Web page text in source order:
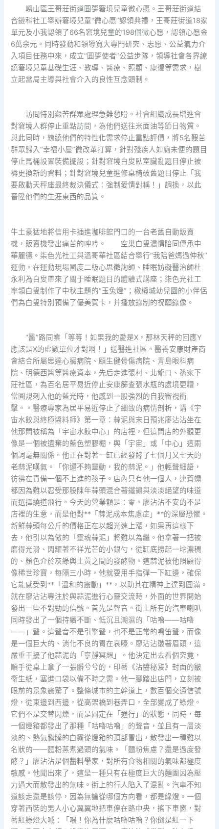
嶗山區王哥莊街道圓夢窘境兒童微心愿。王哥莊街道結
合鏈科社工舉辦窘境兒童“微心愿”認領典禮，王哥莊街道18家
單元及小我認領了66名窘境兒童的198個微心愿，認領心愿金
6萬余元。同時發動和領導寬大專門研究、志愿、公益氣力介
入項目任務中來，成立“圓夢使者”公益步隊，領導社會各界繚
繞窘境兒童基礎生涯、教導、醫療、照顧、康復等需求，樹
立起當局主導與社會介入的良性互念頭制。
訪問特別艱苦群眾處理急難愁盼。社會組織成長增進會
對窘境人群停止重點訪問，為他們送往米面油等節日物質。
與此同時，繚繞他們的特性化需求停止重點評價，將5名艱苦
群眾歸入“幸福小屋”微改革打算，針對殘疾人如廁未便的題目
停止馬桶設置裝備擺設；針對窘境白叟臥室臟亂題目停止被
褥更換新的資料；針對窘境兒童進修桌椅破舊題目停止「我
要啟動天秤座最終裁決儀式：強制愛情對稱！」調換，以此
晉陞他們的生涯東西的品質。
牛土豪猛地將信用卡插進咖啡館門口的一台老舊自動販賣
機，販賣機發出痛苦的呻吟。 空巢白叟濃情陪同傳承中
華麗德。柒色光社工與溫哥華社區結合舉行“我陪爸媽過仲秋”
運動。在運動現場國度二級心思徵詢師、睡眠妨礙醫治師杜
永利為白叟帶來了關于睡眠題目的體驗式講座；柒色光社工
率領白叟制作了中秋主題的“玉兔燈”；橄欖城幼兒園的小伴侶
們為白叟特別預備了優美賀卡，并播放錄制的祝願錄像。
“醫”路同業「等等！如果我的愛是X，那林天秤的回應Y
應該是X的虛數單位才對啊！」送醫進社區。醫養安康財產商
會結合所屬思達心臟病院、頤生健骨傷病院、青島眼科病
院、明德西醫等醫療資本，先后走進張村、北龍口、孫家下
莊社區，為百名居平易近停止安康篩查張水瓶的處境更糟，
當圓規刺入他的藍光時，他感到一股強烈的自我審視衝
擊。。醫療專家為居平易近停止了細致的病情剖析，講《宇
宙水餃與終極醬料師》第一章：蒜泥與末日預兆廖沾沾坐在
他那間被稱為「宇宙水餃中心」的店裡，但這間店的外觀更
像是一個被遺棄的藍色塑膠棚，與「宇宙」或「中心」這兩
個詞毫無關係。他正在對著一缸已經發酵了七個月又七天的
老蒜泥嘆氣。「你還不夠靈動，我的蒜泥。」他輕聲細語，
彷彿在責備一個不上進的孩子。店內只有他一個人，連蒼蠅
都因為難以忍受那股陳年蒜頭混合著鐵鏽與淡淡絕望的味道
而選擇繞道飛行。今天的營業額是：零。廖沾沾不安的不是
店裡的生意，而是他對**「蒜泥成本焦慮症」**的深層恐懼。
新鮮蒜頭每公斤的價格正在以超光速上漲，如果再這樣下
去，他引以為傲的「靈魂蒜泥」將難以為繼。他拿著一把被
磨得光滑、閃耀著不祥光芒的小銀勺，從缸底撈起一坨濃稠
的、顏色介於灰綠與土黃之間的發酵物。這蒜泥被他照顧得
像稀世珍寶，每隔三小時，他就要用手指彈一下缸邊，確保
它能感受到**「溫和的震動」**，以助其在精神上達到圓滿。
就在廖沾沾專注於與蒜泥進行心靈交流時，外面的世界開始
發出一些不對勁的信號。首先是聲音。街上所有的汽車喇叭
同時發出了一個持續不斷、低沉且潮濕的「咕嚕——咕嚕
——」聲。這聲音不是引擎聲，也不是正常的鳴笛聲，而像
是一個巨大的、消化不良的胃在哀嚎。廖沾沾皺著眉頭，這
嚴重干擾了他蒜泥的「寧靜冥想」。他決定出去看個究竟，
順手從桌上拿了一張髒兮兮的，印著《沾醬秘笈》封面的皺
衛生紙，塞進口袋以備不時之需。他一腳踏出店門，立刻被
眼前的景象震驚了。整條城市的主幹道上，數百個交通信號
燈，從東邊到西邊，從高架橋到巷弄口，全部變成了綠燈。
它們不是交替閃爍，而是固定在「通行」的狀態，同時，每
一個燈箱都發出了那種「咕嚕咕嚕」的聲音，並且有一層淡
淡的、熱氣騰騰的白霧從燈箱的頂部冒出，散發出一種難以
名狀的——麵粉蒸煮過頭的氣味。「麵粉焦慮？還是過度發
酵？」廖沾沾是個醬料學家，對所有食物相關的氣味都極度
敏感。他聞出來了，這是一種只有在極度巨大的麵團因為壓
力過大而散發出的氣味。街上的行人陷入了混亂。汽車不知
道該走還是該停，因為無論從哪個方向看，都是綠燈。一個
穿著西裝的男人小心翼翼地把車停在路中央，搖下車窗，對
著紅綠燈大喊：「喂！你為什麼咕嚕咕嚕？你倒是紅一下